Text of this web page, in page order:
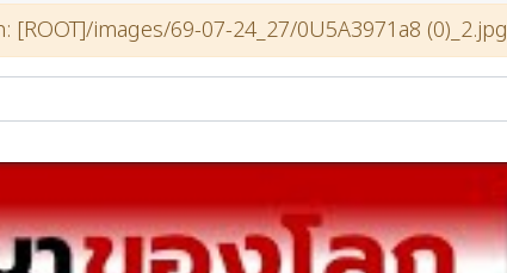
images/69-07-24_27/0U5A3971a8 (0)_2.jpg